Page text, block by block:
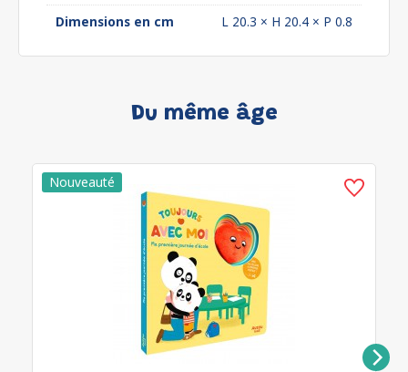
Dimensions en cm
L 20.3 × H 20.4 × P 0.8
Du même âge